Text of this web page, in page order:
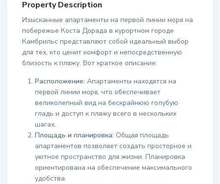
Property Description
Изысканные апартаменты на первой линии моря на
побережье Коста Дорада в курортном городе
Камбрильс представляют собой идеальный выбор
для тех, кто ценит комфорт и непосредственную
близость к пляжу. Вот краткое описание:
Расположение: Апартаменты находятся на
первой линии моря, что обеспечивает
великолепный вид на бескрайнюю голубую
гладь и доступ к пляжу всего в нескольких
шагах.
Площадь и планировка: Общая площадь
апартаментов позволяет создать просторное и
уютное пространство для жизни. Планировка
ориентирована на обеспечение максимального
удобства.